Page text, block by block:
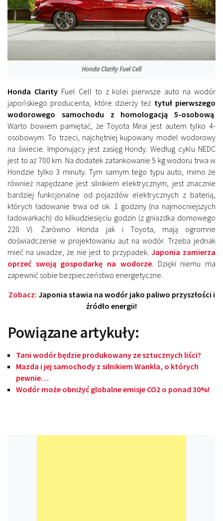
Honda Clarity Fuel Cell
Honda ClarityFuel Cell to z kolei pierwsze auto na wodór
japońskiego producenta, które dzierży też tytuł pierwszego
wodorowego samochodu z homologacją 5-osobową.
Warto bowiem pamiętać, że Toyota Mirai jest autem tylko 4-
osobowym. To trzeci, najchętniej kupowany model wodorowy
na świecie. Imponujący jest zasięg Hondy. Według cyklu NEDC
jest to aż 700 km. Na dodatek zatankowanie 5 kg wodoru trwa w
Hondzie tylko 3 minuty. Tym samym tego typu auto, mimo że
również napędzane jest silnikiem elektrycznym, jest znacznie
bardziej funkcjonalne od pojazdów elektrycznych z baterią,
których ładowanie trwa od ok. 1 godziny (na najmocniejszych
ładowarkach) do kilkudziesięciu godzin (z gniazdka domowego
220 V). Zarówno Honda jak i Toyota, mają ogromne
doświadczenie w projektowaniu aut na wodór. Trzeba jednak
mieć na uwadze, że nie jest to przypadek. Japonia zamierza
oprzeć swoją gospodarkę na wodorze. Dzięki niemu ma
zapewnić sobie bezpieczeństwo energetyczne.
Zobacz: Japonia stawia na wodór jako paliwo przyszłości i
źródło energii!
Powiązane artykuły:
Tani wodór będzie produkowany ze sztucznych liści?
Mazda i jej samochody z silnikiem Wankla, o których
pewnie…
Wodór może obniżyć globalne emisje CO2 o ponad 30%!